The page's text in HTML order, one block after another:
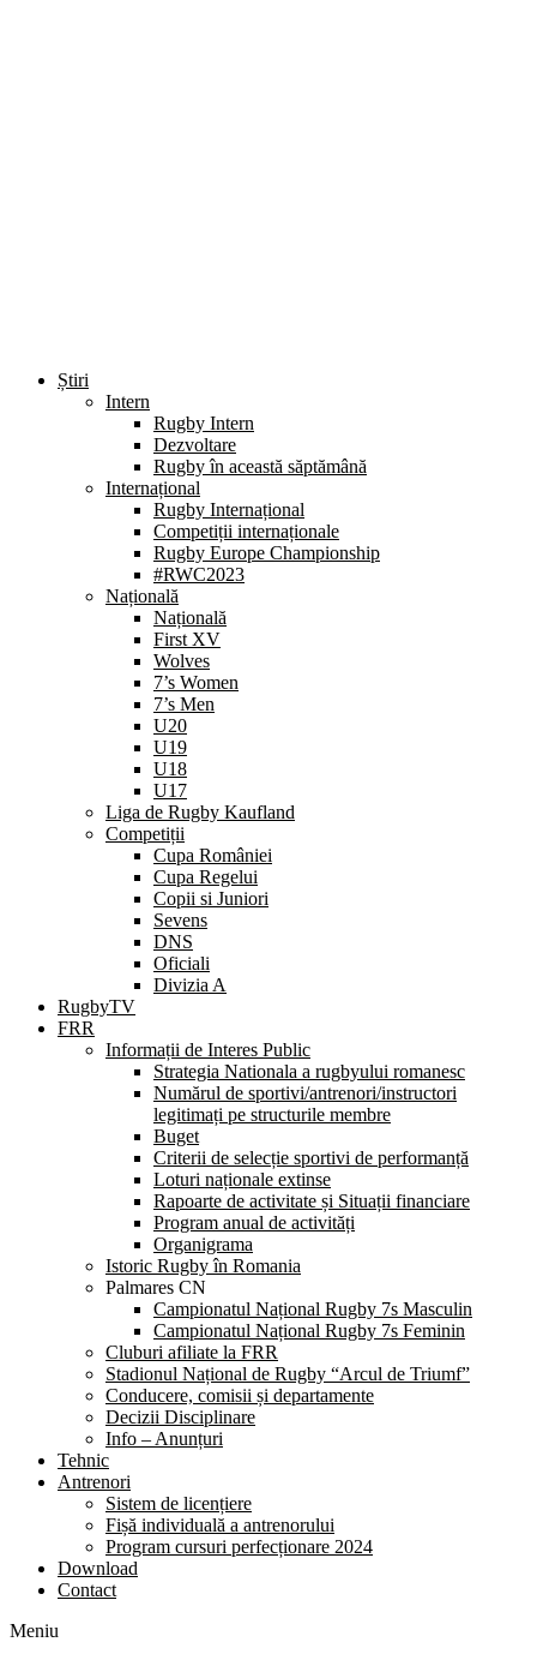
Știri
Intern
Rugby Intern
Dezvoltare
Rugby în această săptămână
Internațional
Rugby Internațional
Competiții internaționale
Rugby Europe Championship
#RWC2023
Națională
Națională
First XV
Wolves
7’s Women
7’s Men
U20
U19
U18
U17
Liga de Rugby Kaufland
Competiții
Cupa României
Cupa Regelui
Copii si Juniori
Sevens
DNS
Oficiali
Divizia A
RugbyTV
FRR
Informații de Interes Public
Strategia Nationala a rugbyului romanesc
Numărul de sportivi/antrenori/instructori
legitimați pe structurile membre
Buget
Criterii de selecție sportivi de performanță
Loturi naționale extinse
Rapoarte de activitate și Situații financiare
Program anual de activități
Organigrama
Istoric Rugby în Romania
Palmares CN
Campionatul Național Rugby 7s Masculin
Campionatul Național Rugby 7s Feminin
Cluburi afiliate la FRR
Stadionul Național de Rugby “Arcul de Triumf”
Conducere, comisii și departamente
Decizii Disciplinare
Info – Anunțuri
Tehnic
Antrenori
Sistem de licențiere
Fișă individuală a antrenorului
Program cursuri perfecționare 2024
Download
Contact
Meniu